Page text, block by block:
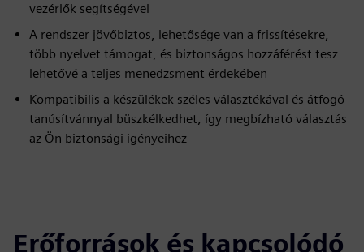
vezérlők segítségével
A rendszer jövőbiztos, lehetősége van a frissítésekre,
több nyelvet támogat, és biztonságos hozzáférést tesz
lehetővé a teljes menedzsment érdekében
Kompatibilis a készülékek széles választékával és átfogó
tanúsítvánnyal büszkélkedhet, így megbízható választás
az Ön biztonsági igényeihez
Erőforrások és kapcsolódó